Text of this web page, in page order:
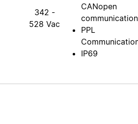
342 -
528 Vac
CANopen
communication
PPL
IP69